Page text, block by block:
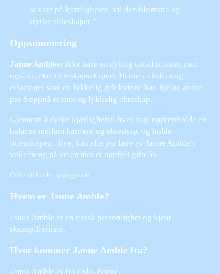
ta vare på kjærligheten, vil den blomstre og
styrke ekteskapet.”
Oppsummering
Janne Ambleer ikke bare en dyktig tekstforfatter, men
også en ekte ekteskapsekspert. Hennes visdom og
erfaringer som en lykkelig gift kvinne kan hjelpe andre
par å oppnå et sunt og lykkelig ekteskap.
Gjennom å dyrke kjærligheten hver dag, opprettholde en
balanse mellom karriere og ekteskap, og holde
lidenskapen i live, kan alle par lære av Janne Amble’s
veiledning på veien mot et oppfylt gifteliv.
Ofte stillede spørgsmål
Hvem er Janne Amble?
Janne Amble er en norsk personlighet og kjent
skuespillerinne.
Hvor kommer Janne Amble fra?
Janne Amble er fra Oslo, Norge.